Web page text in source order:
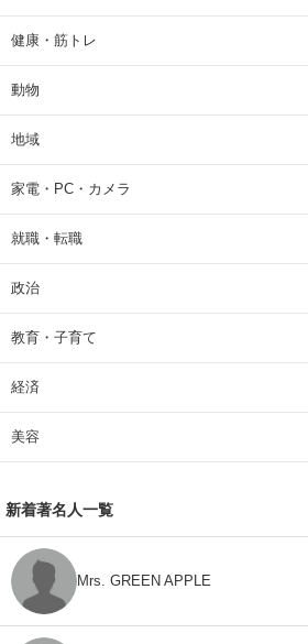
健康・筋トレ
動物
地域
家電・PC・カメラ
就職・転職
政治
教育・子育て
経済
美容
新着著名人一覧
Mrs. GREEN APPLE